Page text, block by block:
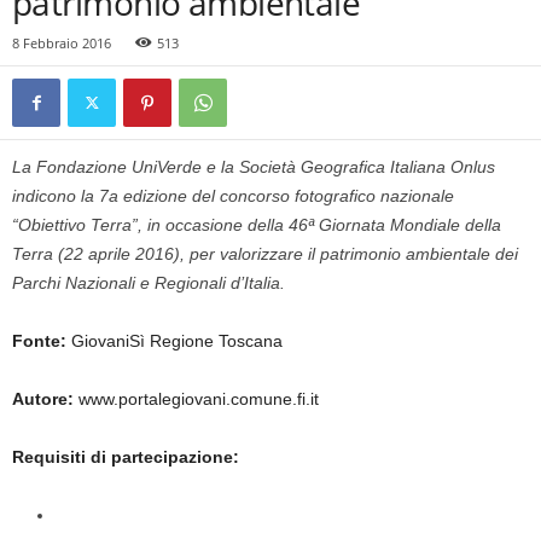
8 Febbraio 2016 513
La Fondazione UniVerde e la Società Geografica Italiana Onlus
indicono la 7a edizione del concorso fotografico nazionale
“Obiettivo Terra”, in occasione della 46ª Giornata Mondiale della
Terra (22 aprile 2016), per valorizzare il patrimonio ambientale dei
Parchi Nazionali e Regionali d’Italia.
Fonte: GiovaniSì Regione Toscana
Autore: www.portalegiovani.comune.fi.it
Requisiti di partecipazione: